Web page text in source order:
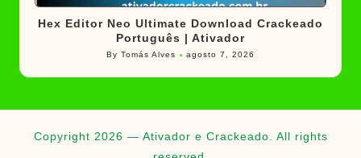
Hex Editor Neo Ultimate Download Crackeado
Português | Ativador
Posted
by
ByTomás Alves agosto 7, 2026
Copyright 2026 — Ativador e Crackeado. All rights